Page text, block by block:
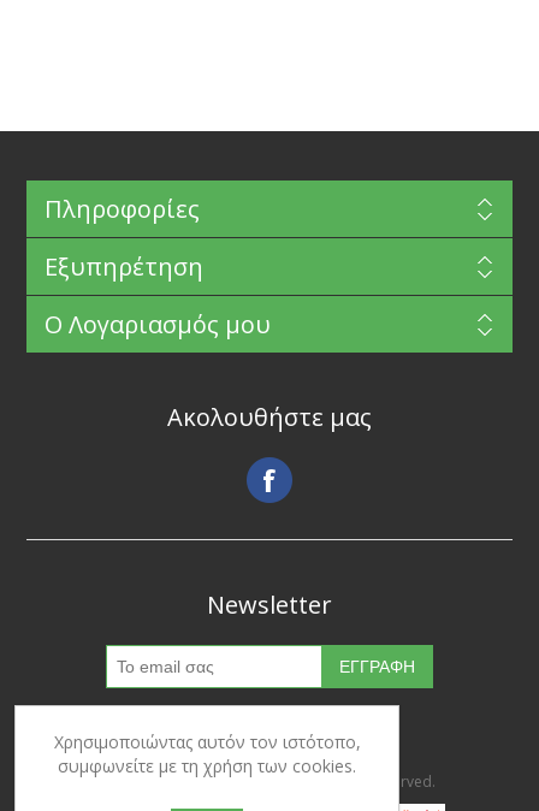
Πληροφορίες
Εξυπηρέτηση
Ο Λογαριασμός μου
Ακολουθήστε μας
Newsletter
Copyright © 2026 Ypertrofes. All rights reserved.
Χρησιμοποιώντας αυτόν τον ιστότοπο,
συμφωνείτε με τη χρήση των cookies.